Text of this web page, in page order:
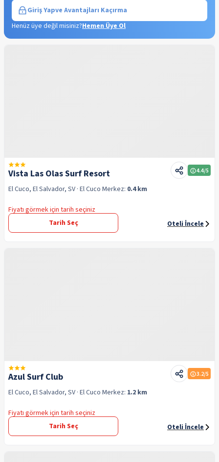
Giriş Yapve Avantajları Kaçırma
Henüz üye değil misiniz?Hemen Üye Ol
Vista Las Olas Surf Resort 4.4/5
El Cuco, El Salvador, SV · El Cuco Merkez: 0.4 km
Fiyatı görmek için tarih seçiniz
Tarih Seç
Oteli İncele
Azul Surf Club 3.2/5
El Cuco, El Salvador, SV · El Cuco Merkez: 1.2 km
Fiyatı görmek için tarih seçiniz
Tarih Seç
Oteli İncele